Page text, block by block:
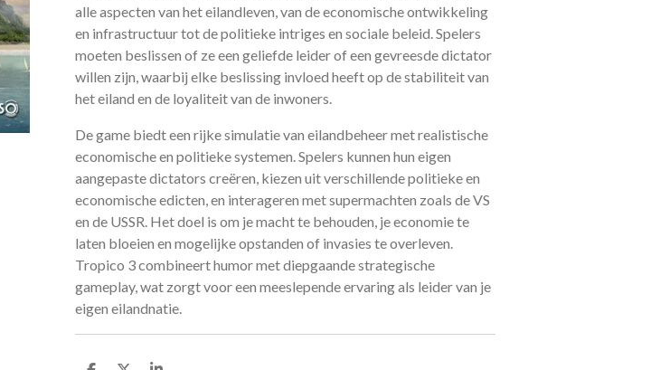
alle aspecten van het eilandleven, van de economische ontwikkeling
en infrastructuur tot de politieke intriges en sociale beleid. Spelers
moeten beslissen of ze een geliefde leider of een gevreesde dictator
willen zijn, waarbij elke beslissing invloed heeft op de stabiliteit van
het eiland en de loyaliteit van de inwoners.
De game biedt een rijke simulatie van eilandbeheer met realistische
economische en politieke systemen. Spelers kunnen hun eigen
aangepaste dictators creëren, kiezen uit verschillende politieke en
economische edicten, en interageren met supermachten zoals de VS
en de USSR. Het doel is om je macht te behouden, je economie te
laten bloeien en mogelijke opstanden of invasies te overleven.
Tropico 3 combineert humor met diepgaande strategische
gameplay, wat zorgt voor een meeslepende ervaring als leider van je
eigen eilandnatie.